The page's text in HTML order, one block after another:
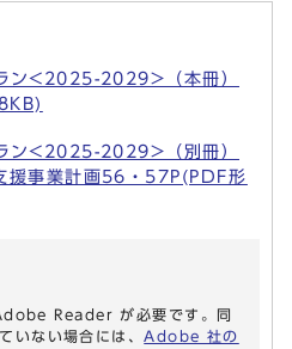
ン<2025-2029>（本冊）
ン<2025-2029>（別冊）
援事業計画56・57P(PDF形
Reader が必要です。同
いない場合には、 Adobe 社の